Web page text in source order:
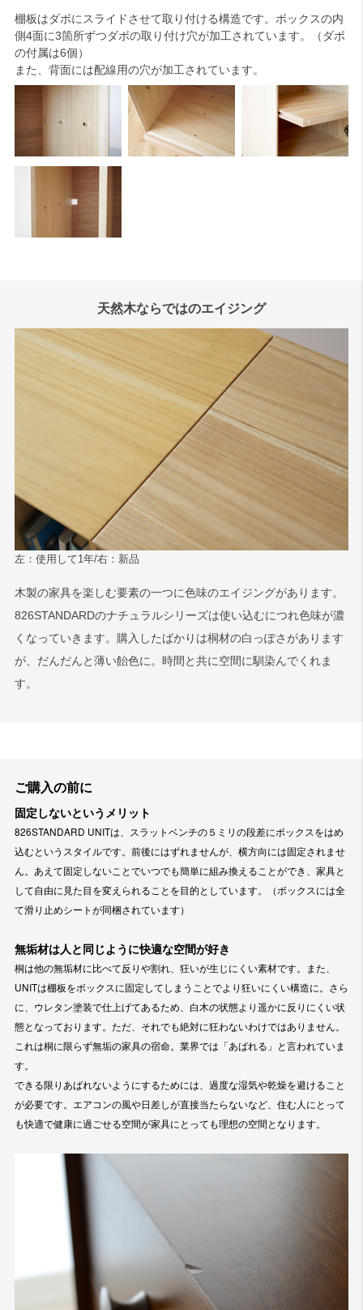
棚板はダボにスライドさせて取り付ける構造です。ボックスの内
側4面に3箇所ずつダボの取り付け穴が加工されています。（ダボ
の付属は6個）
また、背面には配線用の穴が加工されています。
天然木ならではのエイジング
左：使用して1年/右：新品
木製の家具を楽しむ要素の一つに色味のエイジングがあります。
826STANDARDのナチュラルシリーズは使い込むにつれ色味が濃
くなっていきます。購入したばかりは桐材の白っぽさがあります
が、だんだんと薄い飴色に。時間と共に空間に馴染んでくれま
す。